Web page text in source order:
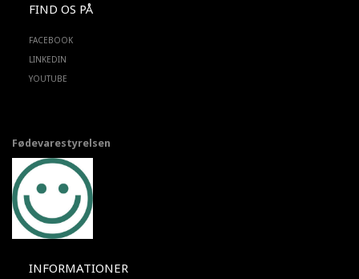
FIND OS PÅ
FACEBOOK
LINKEDIN
YOUTUBE
Fødevarestyrelsen
INFORMATIONER